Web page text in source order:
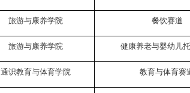
旅游与康养学院 餐饮赛道
旅游与康养学院 健康养老与婴幼儿
通识教育与体育学院 教育与体育赛